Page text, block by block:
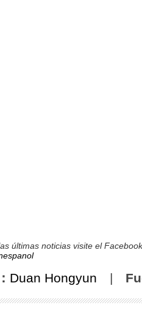
últimas noticias visite el
Duan Hongyun |